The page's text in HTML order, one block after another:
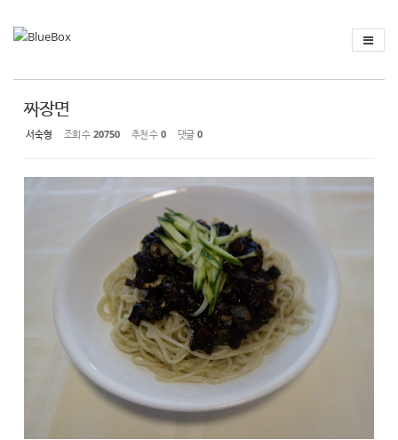
짜장면
서숙형 조회 수 20750 추천 수 0 댓글 0
스케치북5
스케치북5